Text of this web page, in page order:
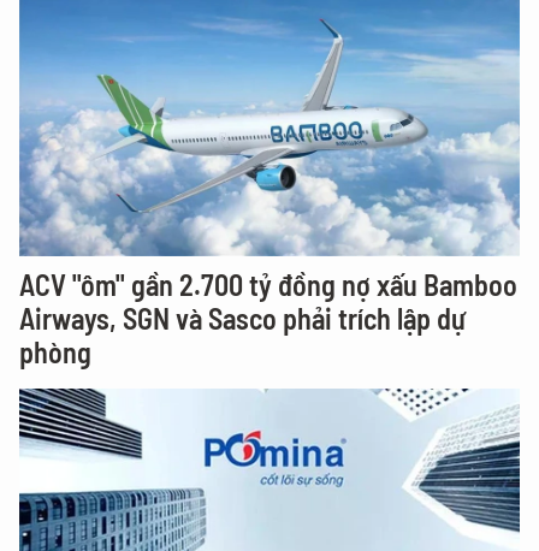
ACV "ôm" gần 2.700 tỷ đồng nợ xấu Bamboo
Airways, SGN và Sasco phải trích lập dự
phòng